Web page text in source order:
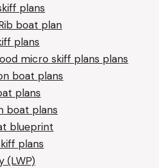
plans
boat plan
plans
micro skiff plans plans
boat plans
plans
boat plans
blueprint
plans
(LWP)